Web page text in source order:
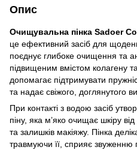
Опис
Очищувальна пінка Sadoer
це ефективний засіб для
поєднує глибоке очищення та
підвищеним вмістом колагену
допомагає підтримувати
та надає свіжого, доглянутого
При контакті з водою засіб
піну, яка м’яко очищає шкіру
та залишків макіяжу. Пінка
травмуючи її, сприяє звуженню